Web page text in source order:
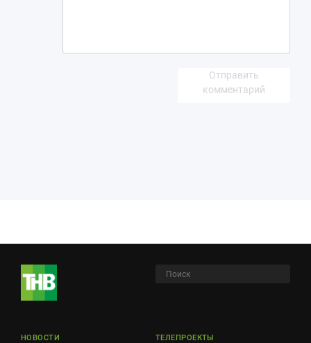
Отправить
комментарий
НОВОСТИ ТЕЛЕПРОЕКТЫ